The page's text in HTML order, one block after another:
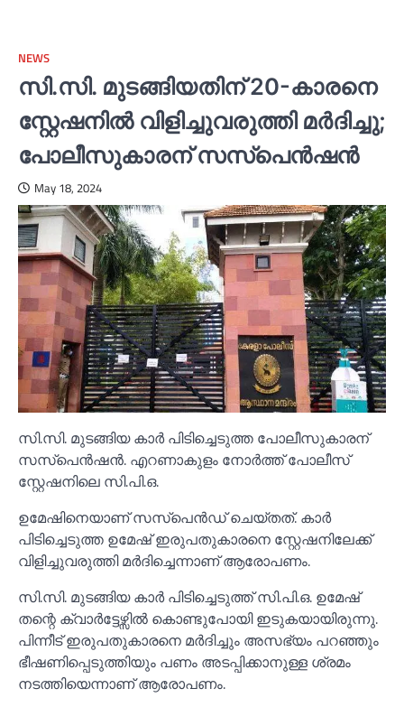
NEWS
സി.സി. മുടങ്ങിയതിന് 20-കാരനെ
സ്റ്റേഷനില്‍ വിളിച്ചുവരുത്തി മര്‍ദിച്ചു;
പോലീസുകാരന് സസ്പെൻഷൻ
May 18, 2024
സി.സി. മുടങ്ങിയ കാർ പിടിച്ചെടുത്ത പോലീസുകാരന്
സസ്പെൻഷൻ. എറണാകുളം നോർത്ത് പോലീസ്
സ്റ്റേഷനിലെ സി.പി.ഒ.
ഉമേഷിനെയാണ് സസ്പെൻഡ് ചെയ്തത്. കാർ
പിടിച്ചെടുത്ത ഉമേഷ് ഇരുപതുകാരനെ സ്റ്റേഷനിലേക്ക്
വിളിച്ചുവരുത്തി മർദിച്ചെന്നാണ് ആരോപണം.
സി.സി. മുടങ്ങിയ കാർ പിടിച്ചെടുത്ത് സി.പി.ഒ. ഉമേഷ്
തന്റെ ക്വാർട്ടേഴ്സില്‍ കൊണ്ടുപോയി ഇടുകയായിരുന്നു.
പിന്നീട് ഇരുപതുകാരനെ മർദിച്ചും അസഭ്യം പറഞ്ഞും
ഭീഷണിപ്പെടുത്തിയും പണം അടപ്പിക്കാനുള്ള ശ്രമം
നടത്തിയെന്നാണ് ആരോപണം.